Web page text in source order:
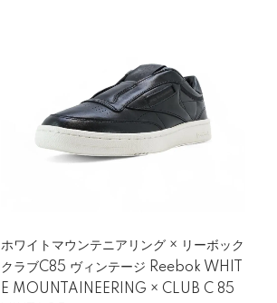
ホワイトマウンテニアリング × リーボック
クラブC85 ヴィンテージ Reebok WHIT
E MOUNTAINEERING × CLUB C 85